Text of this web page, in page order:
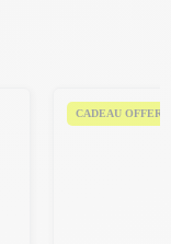
CADEAU